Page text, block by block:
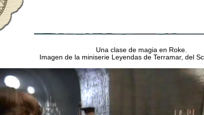
Una clase de magia en Roke.
Imagen de la miniserie Leyendas de Terramar, del